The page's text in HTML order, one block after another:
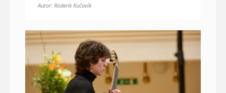
Autor: Roderik Kučavík